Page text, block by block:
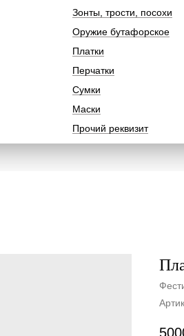
Зонты, трости, посохи
Оружие бутафорское
Платки
Перчатки
Сумки
Маски
Прочий реквизит